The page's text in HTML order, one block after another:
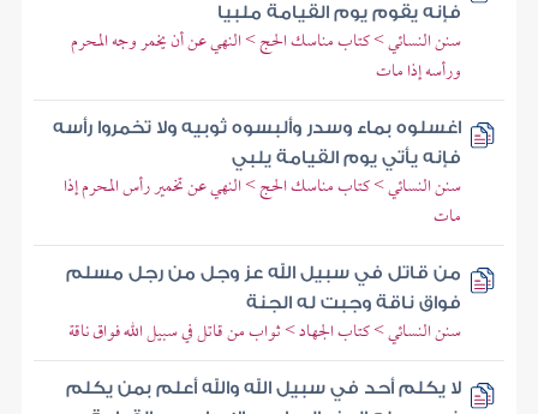
فإنه يقوم يوم القيامة ملبيا
سنن النسائي > كتاب مناسك الحج > النهي عن أن يخمر وجه المحرم
ورأسه إذا مات
اغسلوه بماء وسدر وألبسوه ثوبيه ولا تخمروا رأسه
فإنه يأتي يوم القيامة يلبي
سنن النسائي > كتاب مناسك الحج > النهي عن تخمير رأس المحرم إذا
مات
من قاتل في سبيل الله عز وجل من رجل مسلم
فواق ناقة وجبت له الجنة
سنن النسائي > كتاب الجهاد > ثواب من قاتل في سبيل الله فواق ناقة
لا يكلم أحد في سبيل الله والله أعلم بمن يكلم